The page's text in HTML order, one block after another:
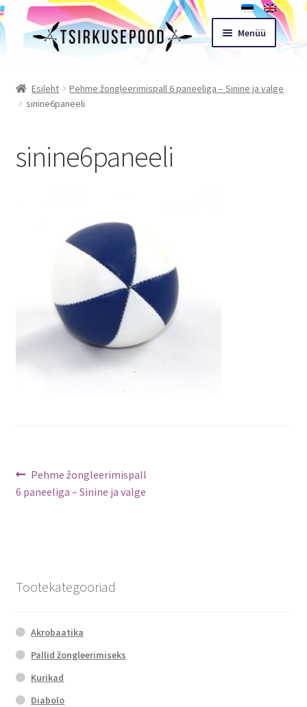
Liigu
navigeerimisele
Liigu
sisu
Menüü
Pood
Ostukorv
Esileht
Pehme žongleerimispall 6 paneeliga – Sinine ja valge
sinine6paneeli
sinine6paneeli
Navigeerimine
Previous
post:
Pehme žongleerimispall
6 paneeliga – Sinine ja valge
Tootekategooriad
Akrobaatika
Pallid žongleerimiseks
Kurikad
Diabolo